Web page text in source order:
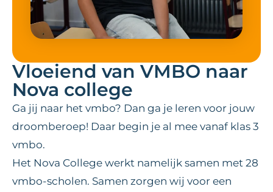
Vloeiend van VMBO naar
Nova college
Ga jij naar het vmbo? Dan ga je leren voor jouw
droomberoep! Daar begin je al mee vanaf klas 3
vmbo.
Het Nova College werkt namelijk samen met 28
vmbo-scholen. Samen zorgen wij voor een